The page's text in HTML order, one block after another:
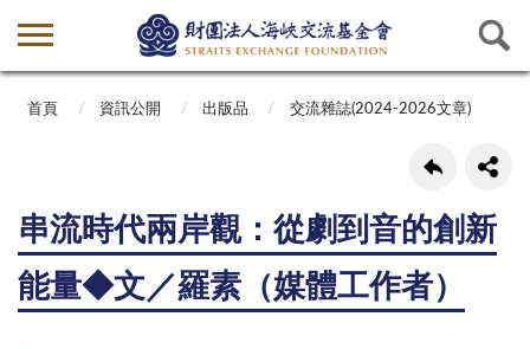
首頁 資訊公開 出版品 交流雜誌(2024-2026文章)
串流時代兩岸觀：從劇到音的創新
能量◆文／羅素（媒體工作者）